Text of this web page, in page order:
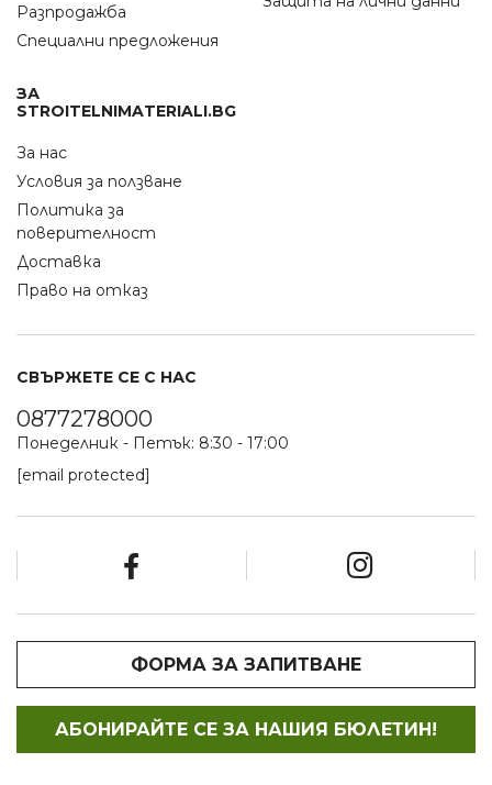
Разпродажба
Специални предложения
ЗА
STROITELNIMATERIALI.BG
За нас
Условия за ползване
Политика за
поверителност
Доставка
Право на отказ
СВЪРЖЕТЕ СЕ С НАС
0877278000
Понеделник - Петък: 8:30 - 17:00
[email protected]
ФОРМА ЗА ЗАПИТВАНЕ
АБОНИРАЙТЕ СЕ ЗА НАШИЯ БЮЛЕТИН!